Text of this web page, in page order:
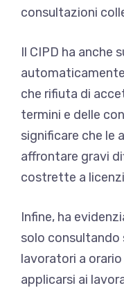
consultazioni
Il CIPD ha anche
che rifiuta di
termini e delle
significare che le
affrontare gravi
costrette a
Infine, ha
solo consultando
lavoratori a
applicarsi ai